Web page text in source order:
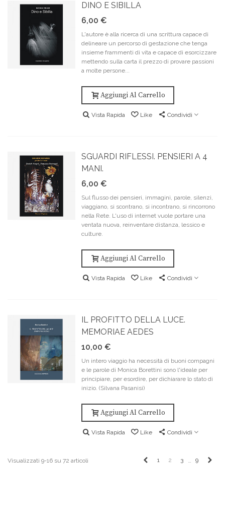
DINO E SIBILLA
6,00 €
L'autore è alla ricerca di una scrittura capace di
delineare un percorso di gestazione che tenga
insieme frammenti di vita e capace di esorcizzare
mettendo sulla carta il prezzo di provare passioni
a molte persone...
Aggiungi Al Carrello
Vista Rapida Like Condividi
SGUARDI RIFLESSI. PENSIERI A 4
MANI.
6,00 €
Sul flusso dei pensieri, immagini, parole, silenzi,
viaggiano, si scontrano, si incontrano, si rincorrono
nella Rete. L'uso di internet vuole portare una
ventata nuova, reinventare distanza, lessico e
culture.
Aggiungi Al Carrello
Vista Rapida Like Condividi
IL PROFITTO DELLA LUCE.
MEMORIAE AEDES
10,00 €
Un intero viaggio ha necessità di buoni compagni
e le parole di Monica Borettini sono l'ideale per
principiare, per esordire, per dichiarare lo stato di
inizio. (Silvana Pasanisi)
Aggiungi Al Carrello
Vista Rapida Like Condividi
Visualizzati 9-16 su 72 articoli Precedente
1 2 3 9